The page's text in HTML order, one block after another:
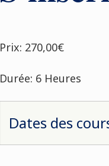
Prix: 270,00€
Durée: 6 Heures